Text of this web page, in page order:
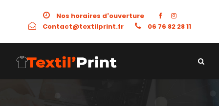
Nos horaires d'ouverture
Contact@textilprint.fr
06 76 82 28 11